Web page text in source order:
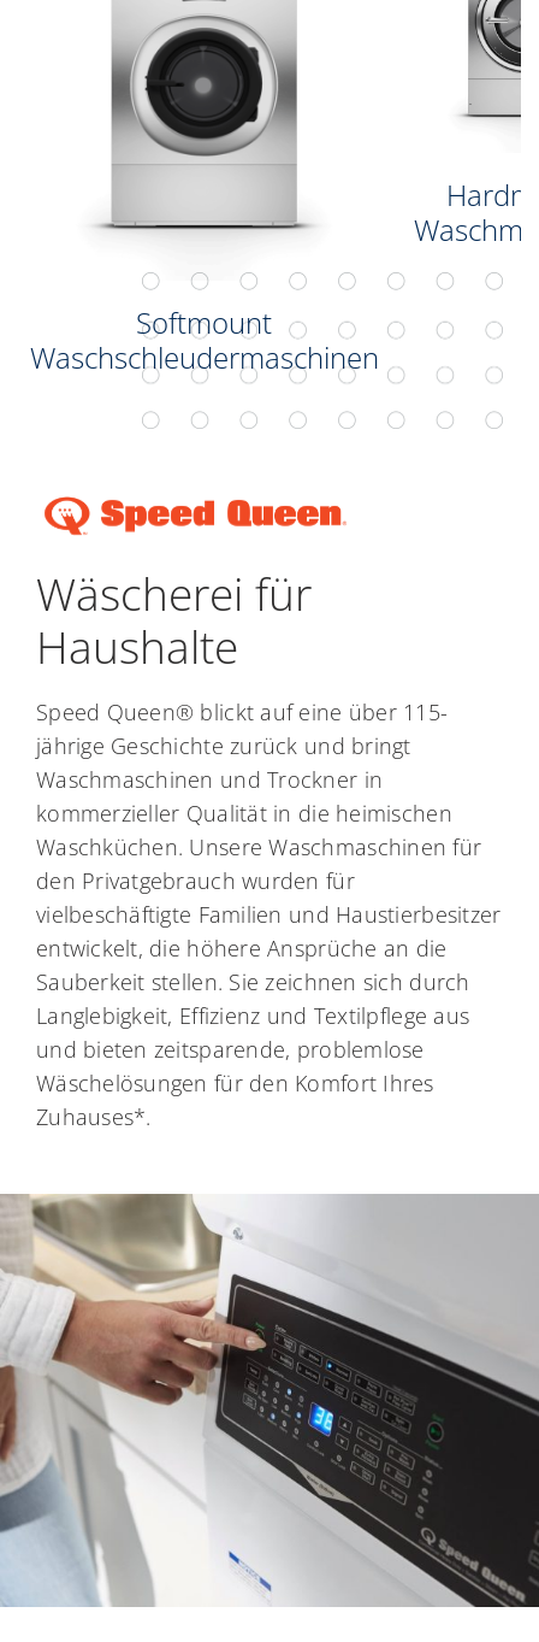
Softmount
Waschschleudermaschinen
Wäscherei für
Haushalte
Speed Queen® blickt auf eine über 115-
jährige Geschichte zurück und bringt
Waschmaschinen und Trockner in
kommerzieller Qualität in die heimischen
Waschküchen. Unsere Waschmaschinen für
den Privatgebrauch wurden für
vielbeschäftigte Familien und Haustierbesitzer
entwickelt, die höhere Ansprüche an die
Sauberkeit stellen. Sie zeichnen sich durch
Langlebigkeit, Effizienz und Textilpflege aus
und bieten zeitsparende, problemlose
Wäschelösungen für den Komfort Ihres
Zuhauses*.